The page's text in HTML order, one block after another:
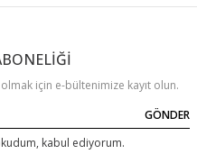
için e-bültenimize kayıt olun.
GÖNDER
kabul ediyorum.